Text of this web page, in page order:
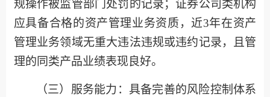
规操作被监管部门处罚的记录；证券公司类机构
应具备合格的资产管理业务资质，近3年在资产
管理业务领域无重大违法违规或违约记录，
且管
理的同类产品业绩表现良好。
（三）服务能力 ： 具备完善的风险控制体系